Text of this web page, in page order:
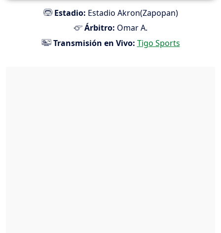
Estadio: Estadio Akron(Zapopan)
Árbitro: Omar A.
Transmisión en Vivo: Tigo Sports